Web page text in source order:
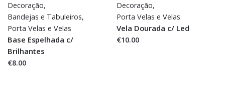
Decoração,
Bandejas e Tabuleiros,
Porta Velas e Velas
Base Espelhada c/
Brilhantes
€8.00
Decoração,
Porta Velas e Velas
Vela Dourada c/ Led
€10.00